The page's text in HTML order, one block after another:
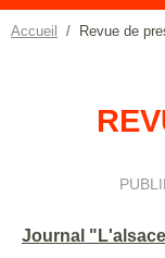
Accueil Revue de
Journal